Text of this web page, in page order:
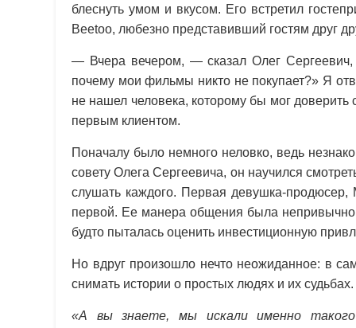
блеснуть умом и вкусом. Его встретил
Beetoo, любезно представивший гостям друг
— Вчера вечером, — сказал Олег
почему мои фильмы никто не покупает?» Я
не нашел человека, которому бы мог
первым клиентом.
Поначалу было немного неловко, ведь
совету Олега Сергеевича, он научился
слушать каждого. Первая девушка-
первой. Ее манера общения была
будто пыталась оценить инвестиционную
Но вдруг произошло нечто неожиданное: в
снимать истории о простых людях и их
«А вы знаете, мы искали именно